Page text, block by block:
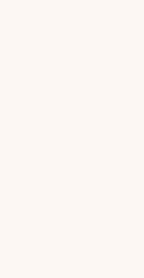
en découvrant
l’écran de votre
2026